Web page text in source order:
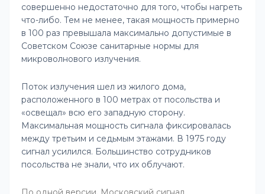
совершенно недостаточно для того, чтобы нагреть
что-либо. Тем не менее, такая мощность примерно
в 100 раз превышала максимально допустимые в
Советском Союзе санитарные нормы для
микроволнового излучения.
Поток излучения шел из жилого дома,
расположенного в 100 метрах от посольства и
«освещал» всю его западную сторону.
Максимальная мощность сигнала фиксировалась
между третьим и седьмым этажами. В 1975 году
сигнал усилился. Большинство сотрудников
посольства не знали, что их облучают.